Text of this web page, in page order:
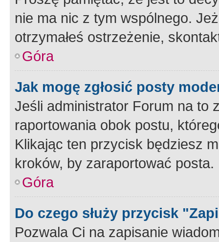
nie ma nic z tym wspólnego.
otrzymałeś ostrzeżenie,
Góra
Jak mogę zgłosić posty
Jeśli administrator Forum na to
raportowania obok postu,
Klikając ten przycisk będziesz
kroków, by zaraportować posta.
Góra
Do czego służy przycisk
Pozwala Ci na zapisanie